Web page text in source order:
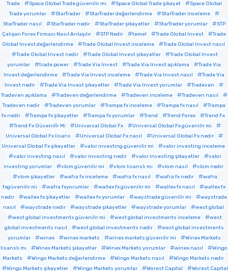
Trade
Space Global Trade güvenilir mi Space Global Trade şikayet
Space Global
Trade yorumlar
StarTrader StarTrader değerlendirme
StarTrader inceleme
StarTrader nasıl
StarTrader nedir StarTrader şikayetler StarTrader yorumlar
STP
Çalışan Forex Firması Nasıl Anlaşılır
STP Nedir temel Trade Global Invest
Trade
Global Invest değerlendirme
Trade Global Invest inceleme
Trade Global Invest nasıl
Trade Global Invest nedir
Trade Global Invest şikayetler
Trade Global Invest
yorumlar
trade power Trade Via Invest Trade Via Invest açıklama
Trade Via
Invest değerlendirme
Trade Via Invest inceleme Trade Via Invest nasıl
Trade Via
Invest nedir
Trade Via Invest şikayetler Trade Via Invest yorumlar
Tradeven
Tradeven açıklama
Tradeven değerlendirme Tradeven inceleme
Tradeven nasıl
Tradeven nedir
Tradeven yorumlar Trampa fx inceleme Trampa fx nasıl
Trampa
fx nedir
Trampa fx şikayetler Trampa fx yorumlar Trend Trend Forex
Trend Fx
Trend Fx Güvenilİr Mi
Universal Global Fx
Universal Global Fx güvenilir mi
Universal Global Fx lisans
Universal Global Fx nasıl
Universal Global Fx nedir
Universal Global Fx şikayetler
valor investing güvenilir mi
valor investing inceleme
valor investing nasıl
valor investing nedir valor investing şikayetler
valor
investing yorumlar
vlom güvenilir mi vlom lisanslı mı vlom nasıl
vlom nedir
vlom şikayetler
wafra fx inceleme wafra fx nasıl wafra fx nedir
wafra
fxgüvenilir mi
wafra fxyorumlar wallex fx güvenilir mi wallex fx nasıl
wallex fx
nedir
wallex fx şikayetler wallex fx yorumlar waystrade güvenilir mi
waystrade
nasıl
waystrade nedir waystrade şikayetler waystrade yorumlar
west global
west global investments güvenilir mi
west global investments inceleme
west
global investments nasıl
west global investments nedir
west global investments
yorumlar
winex winex markets winex markets güvenilir mi
Winex Markets
lisanslı mı
Winex Markets şikayetler Winex Markets yorumlar winex nasıl
Wingo
Markets
Wingo Markets değerlendirme Wingo Markets nasıl
Wingo Markets nedir
Wingo Markets şikayetler
Wingo Markets yorumlar Worest Capital Worest Capital